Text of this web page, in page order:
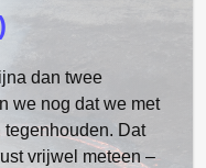
dan twee
we nog dat we met
Dat
vrijwel meteen –